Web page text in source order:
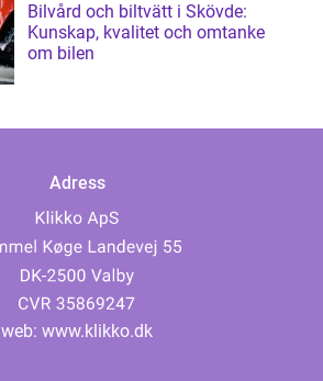
Bilvård och biltvätt i Skövde:
Kunskap, kvalitet och omtanke
om bilen
Adress
web: www.klikko.dk